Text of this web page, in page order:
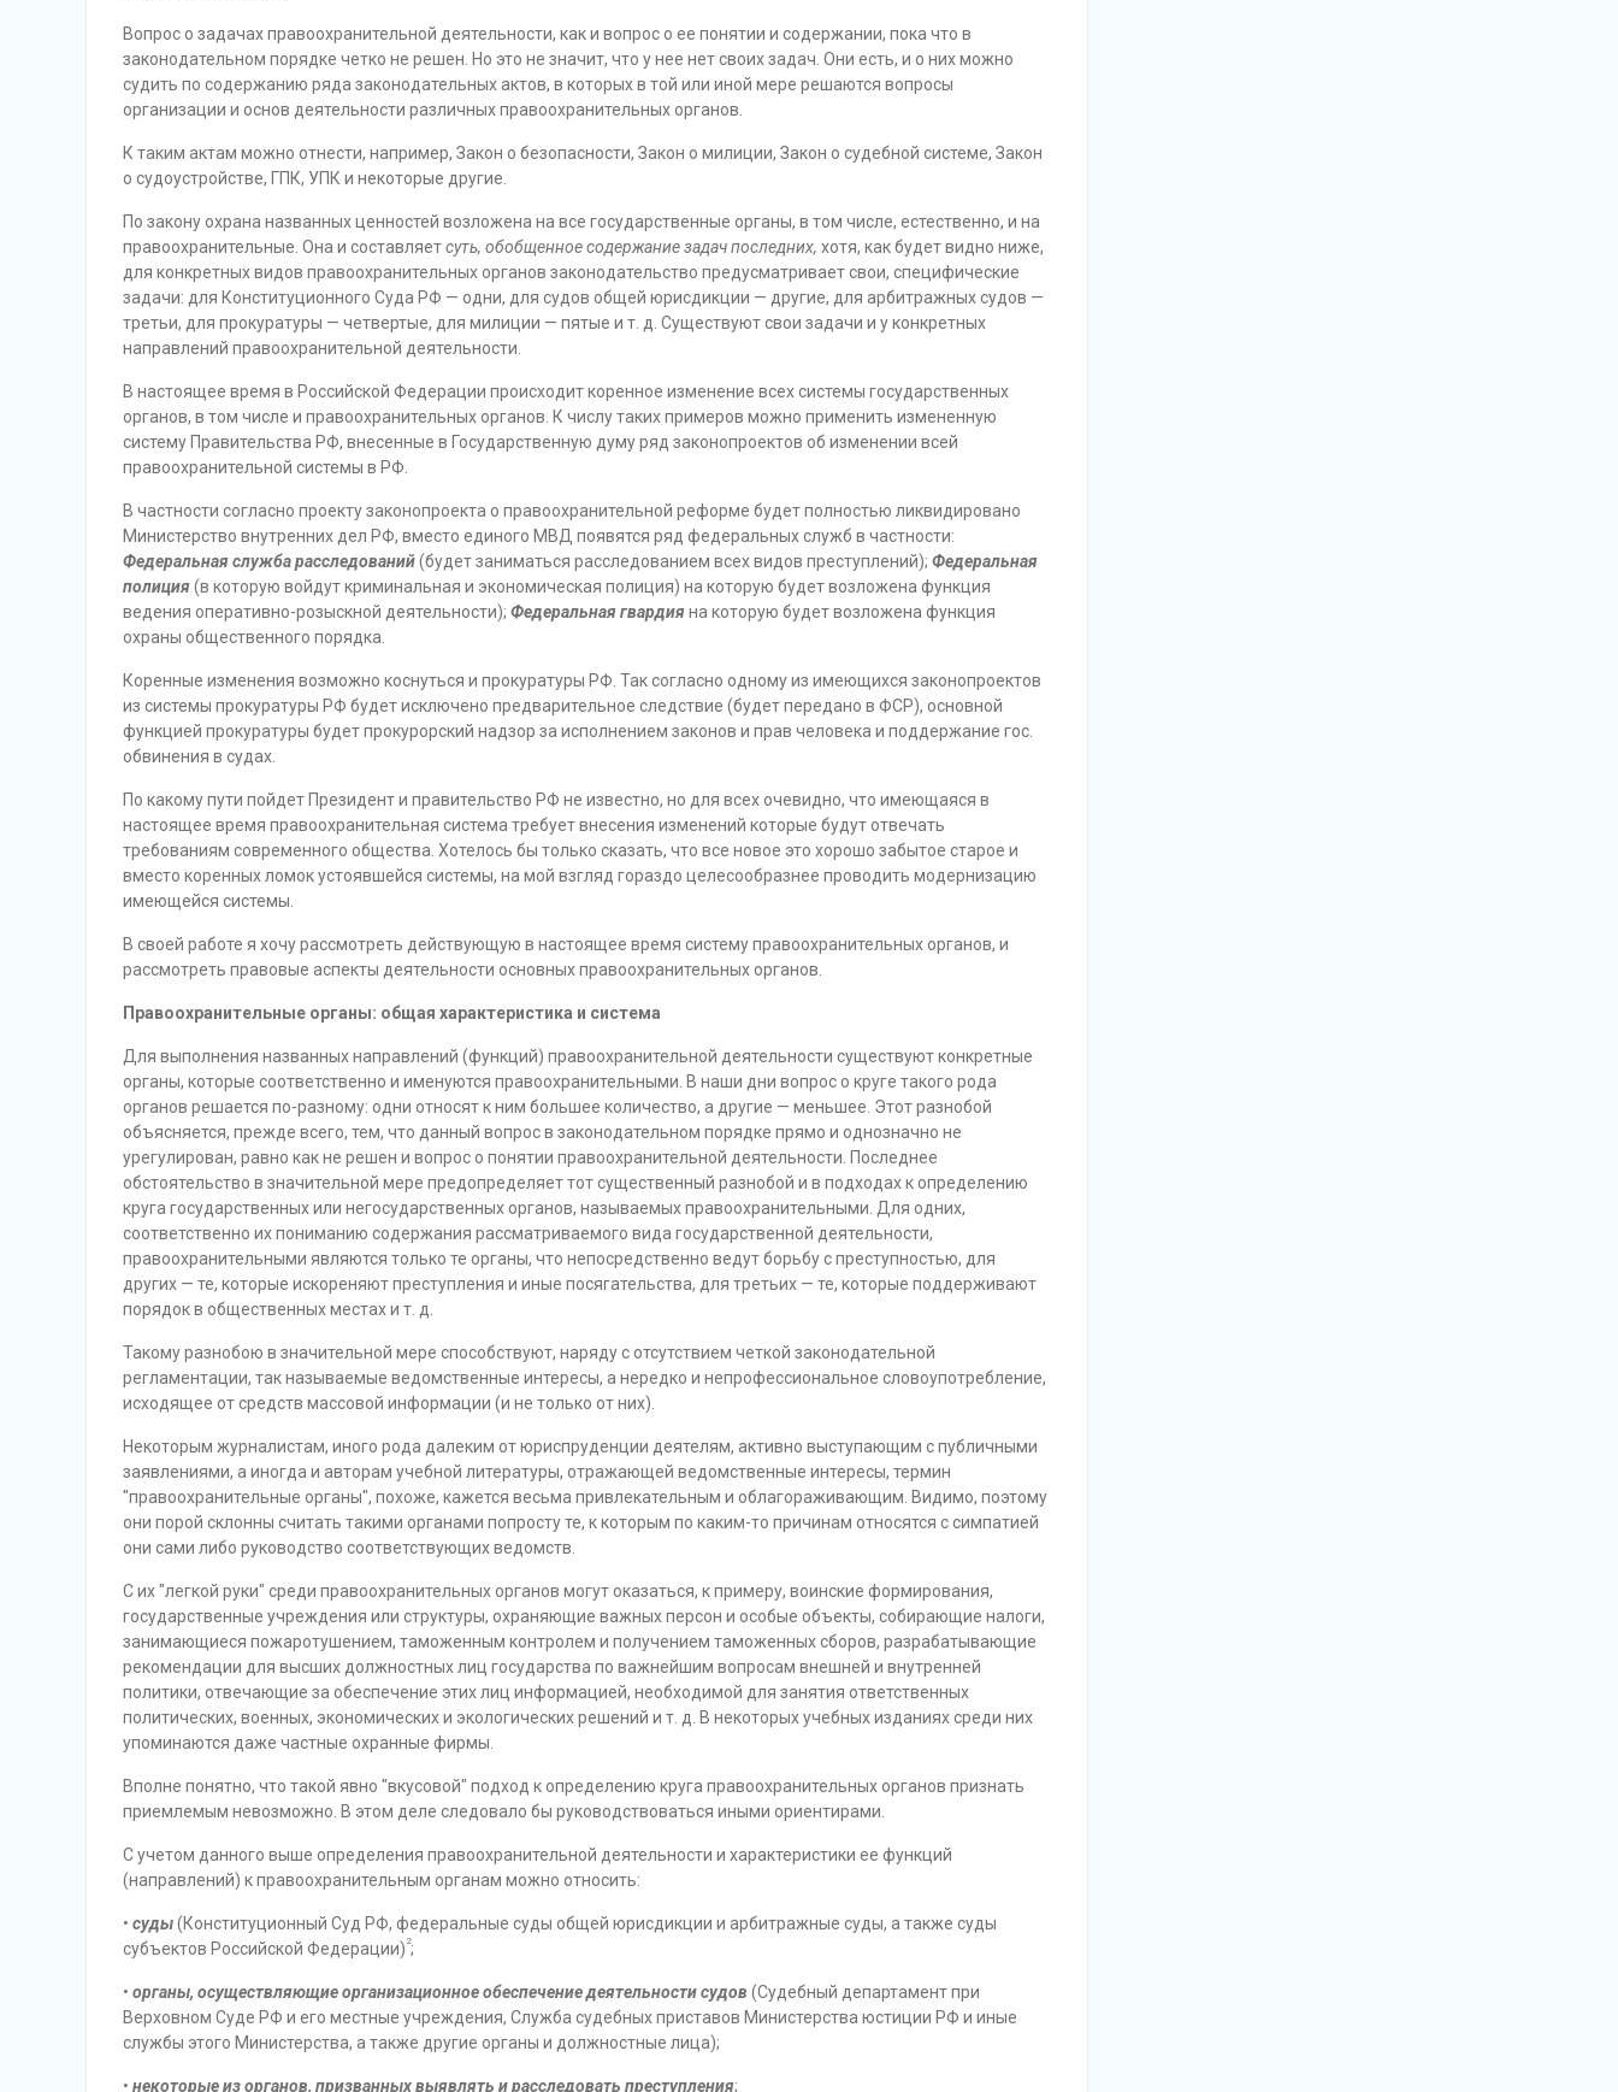
Вопрос о задачах правоохранительной деятельности, как и вопрос о ее понятии и содержании, пока что в
законодательном порядке четко не решен. Но это не значит, что у нее нет своих задач. Они есть, и о них можно
судить по содержанию ряда законодательных актов, в которых в той или иной мере решаются вопросы
организации и основ деятельности различных правоохранительных органов.
К таким актам можно отнести, например, Закон о безопасности, Закон о милиции, Закон о судебной системе, Закон
о судоустройстве, ГПК, УПК и некоторые другие.
По закону охрана названных ценностей возложена на все государственные органы, в том числе, естественно, и на
правоохранительные. Она и составляетсуть, обобщенное содержание задач последних, хотя, как будет видно ниже,
для конкретных видов правоохранительных органов законодательство предусматривает свои, специфические
задачи: для Конституционного Суда РФ — одни, для судов общей юрисдикции — другие, для арбитражных судов —
третьи, для прокуратуры — четвертые, для милиции — пятые и т. д. Существуют свои задачи и у конкретных
направлений правоохранительной деятельности.
В настоящее время в Российской Федерации происходит коренное изменение всех системы государственных
органов, в том числе и правоохранительных органов. К числу таких примеров можно применить измененную
систему Правительства РФ, внесенные в Государственную думу ряд законопроектов об изменении всей
правоохранительной системы в РФ.
В частности согласно проекту законопроекта о правоохранительной реформе будет полностью ликвидировано
Министерство внутренних дел РФ, вместо единого МВД появятся ряд федеральных служб в частности:
Федеральная служба расследований(будет заниматься расследованием всех видов преступлений); Федеральная
полиция(в которую войдут криминальная и экономическая полиция) на которую будет возложена функция
ведения оперативно-розыскной деятельности); Федеральная гвардияна которую будет возложена функция
охраны общественного порядка.
Коренные изменения возможно коснуться и прокуратуры РФ. Так согласно одному из имеющихся законопроектов
из системы прокуратуры РФ будет исключено предварительное следствие (будет передано в ФСР), основной
функцией прокуратуры будет прокурорский надзор за исполнением законов и прав человека и поддержание гос.
обвинения в судах.
По какому пути пойдет Президент и правительство РФ не известно, но для всех очевидно, что имеющаяся в
настоящее время правоохранительная система требует внесения изменений которые будут отвечать
требованиям современного общества. Хотелось бы только сказать, что все новое это хорошо забытое старое и
вместо коренных ломок устоявшейся системы, на мой взгляд гораздо целесообразнее проводить модернизацию
имеющейся системы.
В своей работе я хочу рассмотреть действующую в настоящее время систему правоохранительных органов, и
рассмотреть правовые аспекты деятельности основных правоохранительных органов.
Правоохранительные органы: общая характеристика и система
Для выполнения названных направлений (функций) правоохранительной деятельности существуют конкретные
органы, которые соответственно и именуются правоохранительными. В наши дни вопрос о круге такого рода
органов решается по-разному: одни относят к ним большее количество, а другие — меньшее. Этот разнобой
объясняется, прежде всего, тем, что данный вопрос в законодательном порядке прямо и однозначно не
урегулирован, равно как не решен и вопрос о понятии правоохранительной деятельности. Последнее
обстоятельство в значительной мере предопределяет тот существенный разнобой и в подходах к определению
круга государственных или негосударственных органов, называемых правоохранительными. Для одних,
соответственно их пониманию содержания рассматриваемого вида государственной деятельности,
правоохранительными являются только те органы, что непосредственно ведут борьбу с преступностью, для
других — те, которые искореняют преступления и иные посягательства, для третьих — те, которые поддерживают
порядок в общественных местах и т. д.
Такому разнобою в значительной мере способствуют, наряду с отсутствием четкой законодательной
регламентации, так называемые ведомственные интересы, а нередко и непрофессиональное словоупотребление,
исходящее от средств массовой информации (и не только от них).
Некоторым журналистам, иного рода далеким от юриспруденции деятелям, активно выступающим с публичными
заявлениями, а иногда и авторам учебной литературы, отражающей ведомственные интересы, термин
"правоохранительные органы", похоже, кажется весьма привлекательным и облагораживающим. Видимо, поэтому
они порой склонны считать такими органами попросту те, к которым по каким-то причинам относятся с симпатией
они сами либо руководство соответствующих ведомств.
С их "легкой руки" среди правоохранительных органов могут оказаться, к примеру, воинские формирования,
государственные учреждения или структуры, охраняющие важных персон и особые объекты, собирающие налоги,
занимающиеся пожаротушением, таможенным контролем и получением таможенных сборов, разрабатывающие
рекомендации для высших должностных лиц государства по важнейшим вопросам внешней и внутренней
политики, отвечающие за обеспечение этих лиц информацией, необходимой для занятия ответственных
политических, военных, экономических и экологических решений и т. д. В некоторых учебных изданиях среди них
упоминаются даже частные охранные фирмы.
Вполне понятно, что такой явно "вкусовой" подход к определению круга правоохранительных органов признать
приемлемым невозможно. В этом деле следовало бы руководствоваться иными ориентирами.
С учетом данного выше определения правоохранительной деятельности и характеристики ее функций
(направлений) к правоохранительным органам можно относить:
• суды(Конституционный Суд РФ, федеральные суды общей юрисдикции и арбитражные суды, а также суды
субъектов Российской Федерации) 2;
• органы, осуществляющие организационное обеспечение деятельности судов (Судебный департамент при
Верховном Суде РФ и его местные учреждения, Служба судебных приставов Министерства юстиции РФ и иные
службы этого Министерства, а также другие органы и должностные лица);
• некоторые из органов, призванных выявлять и расследовать преступления;